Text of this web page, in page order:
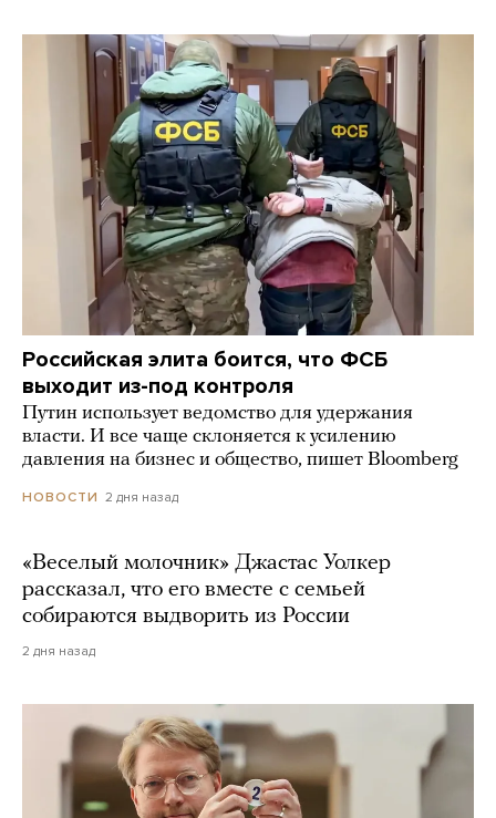
Российская элита боится, что ФСБ
выходит из-под контроля
Путин использует ведомство для удержания
власти. И все чаще склоняется к усилению
давления на бизнес и общество, пишет Bloomberg
НОВОСТИ 2 дня назад
«Веселый молочник» Джастас Уолкер
рассказал, что его вместе с семьей
собираются выдворить из России
2 дня назад